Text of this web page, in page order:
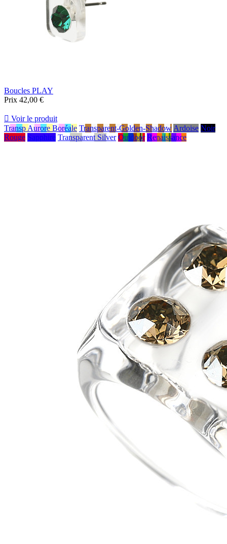
Boucles PLAY
Prix 42,00 €
 Voir le produit
Transp Aurore Boréale Transparent-Golden-ShadowArdoise Noir
Rouge Sapphire Transparent Silver Outdoor Renaissance